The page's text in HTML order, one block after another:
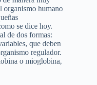
organismo humano
se dice hoy.
de dos formas:
que deben
regulador.
o mioglobina,